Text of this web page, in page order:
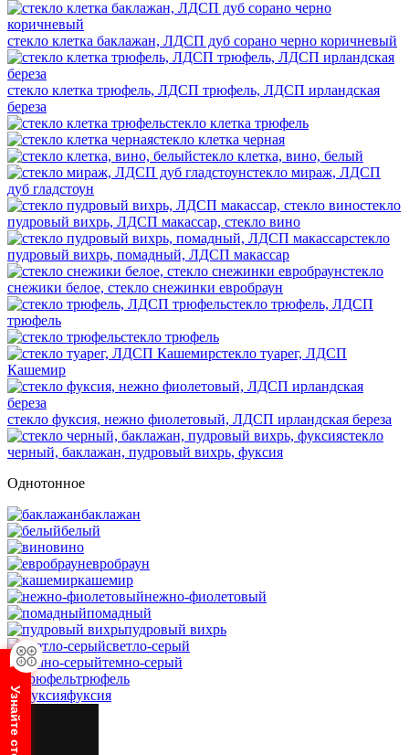
стекло клетка баклажан, ЛДСП дуб сорано черно коричневый
стекло клетка трюфель, ЛДСП трюфель, ЛДСП ирландская
береза
стекло клетка трюфель
стекло клетка черная
стекло клетка, вино, белый
стекло мираж, ЛДСП
дуб гладстоун
стекло
пудровый вихрь, ЛДСП макассар, стекло вино
стекло
пудровый вихрь, помадный, ЛДСП макассар
стекло
снежики белое, стекло снежинки евробраун
стекло трюфель, ЛДСП
трюфель
стекло трюфель
стекло туарег, ЛДСП
Кашемир
стекло фуксия, нежно фиолетовый, ЛДСП ирландская береза
стекло
черный, баклажан, пудровый вихрь, фуксия
Однотонное
баклажан
белый
вино
евробраун
кашемир
нежно-фиолетовый
помадный
пудровый вихрь
светло-серый
темно-серый
трюфель
фуксия